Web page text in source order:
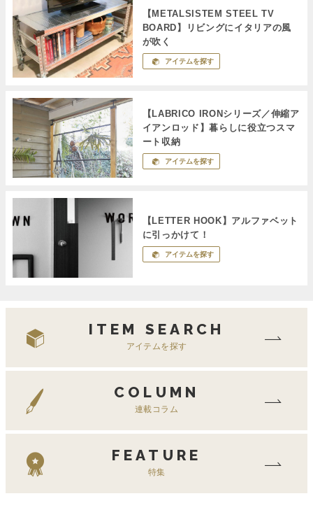
【METALSISTEM STEEL TV
BOARD】リビングにイタリアの風
が吹く
アイテムを探す
【LABRICO IRONシリーズ／伸縮ア
イアンロッド】暮らしに役立つスマ
ート収納
アイテムを探す
【LETTER HOOK】アルファベット
に引っかけて！
アイテムを探す
ITEM SEARCH
アイテムを探す
COLUMN
連載コラム
FEATURE
特集